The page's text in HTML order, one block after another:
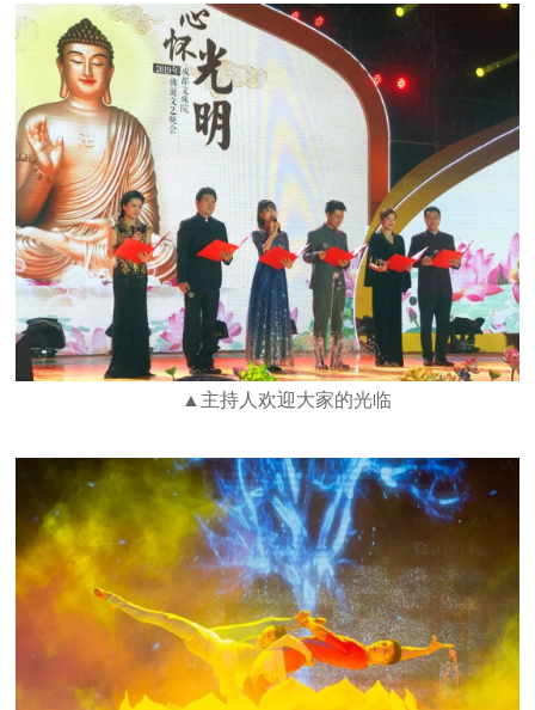
▲主持人欢迎大家的光临